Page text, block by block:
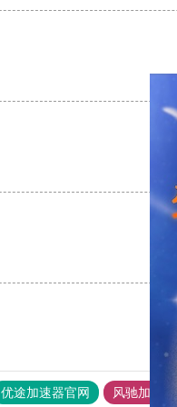
优途加速器官网 风驰加速器